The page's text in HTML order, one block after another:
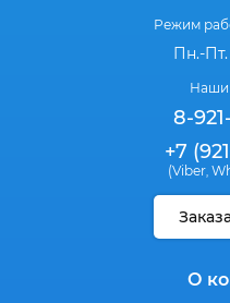
Режим
Пн.-Пт.
Наши
8-
+7
(Viber,
О